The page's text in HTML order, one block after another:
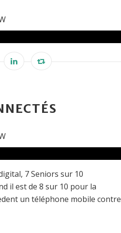
7 Seniors sur 10
il est de 8 sur 10 pour la
un téléphone mobile contre